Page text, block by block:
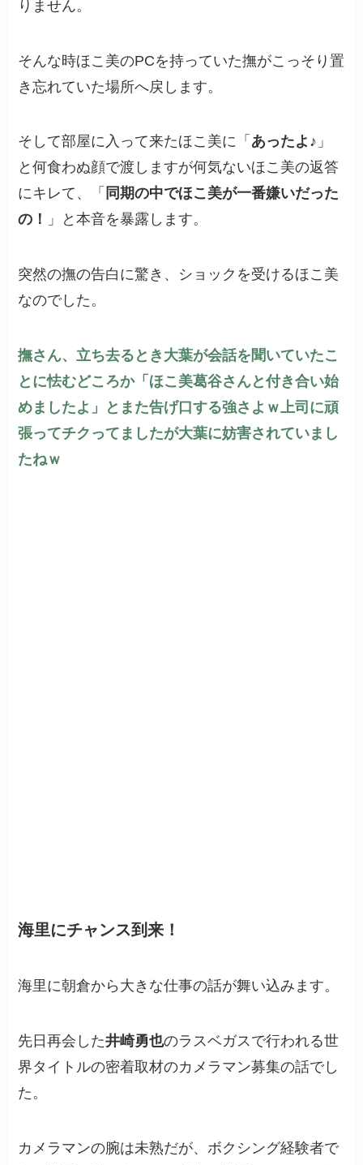
りません。
そんな時ほこ美のPCを持っていた撫がこっそり置
き忘れていた場所へ戻します。
そして部屋に入って来たほこ美に「 あったよ♪ 」
と何食わぬ顔で渡しますが何気ないほこ美の返答
にキレて、「 同期の中でほこ美が一番嫌いだった
の！
」と本音を暴露します。
突然の撫の告白に驚き、ショックを受けるほこ美
なのでした。
撫さん、立ち去るとき大葉が会話を聞いていたこ
とに怯むどころか「ほこ美葛谷さんと付き合い始
めましたよ」とまた告げ口する強さよｗ上司に頑
張ってチクってましたが大葉に妨害されていまし
たねｗ
海里にチャンス到来！
海里に朝倉から大きな仕事の話が舞い込みます。
先日再会した井崎勇也のラスベガスで行われる世
界タイトルの密着取材のカメラマン募集の話でし
た。
カメラマンの腕は未熟だが、ボクシング経験者で